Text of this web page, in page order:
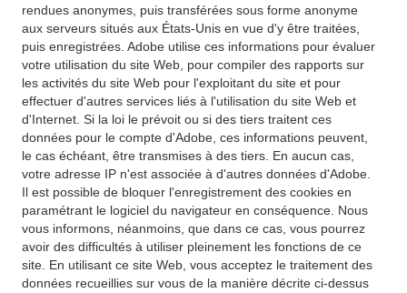
rendues anonymes, puis transférées sous forme anonyme
aux serveurs situés aux États-Unis en vue d'y être traitées,
puis enregistrées. Adobe utilise ces informations pour évaluer
votre utilisation du site Web, pour compiler des rapports sur
les activités du site Web pour l'exploitant du site et pour
effectuer d'autres services liés à l'utilisation du site Web et
d'Internet. Si la loi le prévoit ou si des tiers traitent ces
données pour le compte d'Adobe, ces informations peuvent,
le cas échéant, être transmises à des tiers. En aucun cas,
votre adresse IP n'est associée à d'autres données d'Adobe.
Il est possible de bloquer l'enregistrement des cookies en
paramétrant le logiciel du navigateur en conséquence. Nous
vous informons, néanmoins, que dans ce cas, vous pourrez
avoir des difficultés à utiliser pleinement les fonctions de ce
site. En utilisant ce site Web, vous acceptez le traitement des
données recueillies sur vous de la manière décrite ci-dessus